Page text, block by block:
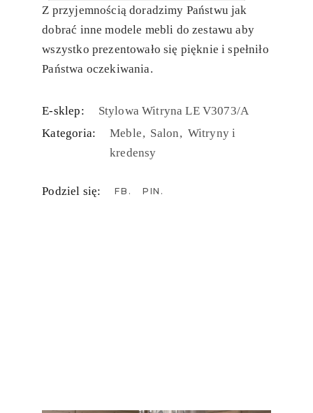
Z przyjemnością doradzimy Państwu jak
dobrać inne modele mebli do zestawu aby
wszystko prezentowało się pięknie i spełniło
Państwa oczekiwania.
E-sklep:
Stylowa Witryna LE V3073/A
Kategoria:
Meble Salon Witryny i
kredensy
Podziel się: FB PIN